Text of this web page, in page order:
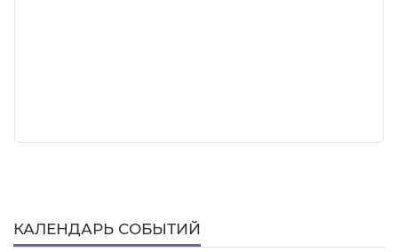
КАЛЕНДАРЬ СОБЫТИЙ